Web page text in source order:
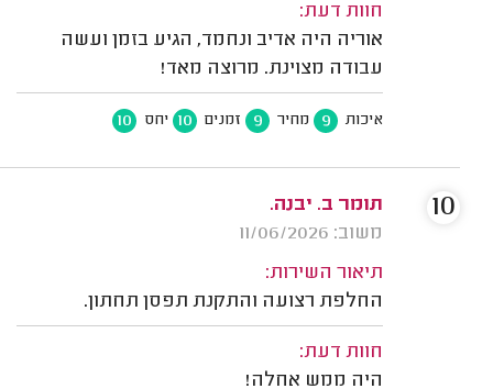
חוות דעת:
אוריה היה אדיב ונחמד, הגיע בזמן ועשה
עבודה מצוינת. מרוצה מאד!
איכות 9 מחיר 9 זמנים 10 יחס 10
תומר ב. יבנה.
משוב: 11/06/2026
תיאור השירות:
החלפת רצועה והתקנת תפסן תחתון.
חוות דעת:
היה ממש אחלה!
10